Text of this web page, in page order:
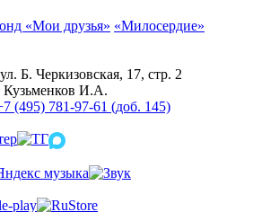
«Мои друзья» «Милосердие»
Б. Черкизовская, 17, стр. 2
Кузьменков И.А.
(495) 781-97-61 (доб. 145)